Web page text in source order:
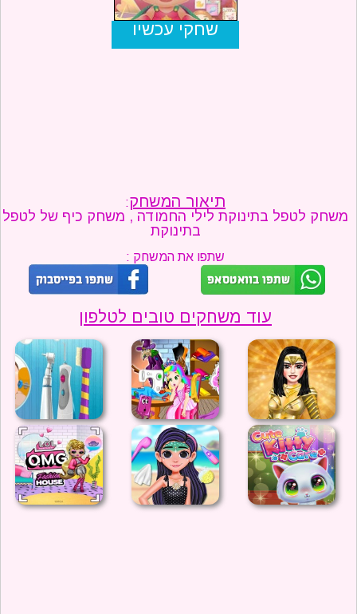
משחקי בנות אשליות
שחקי עכשיו
תיאור המשחק:
משחק לטפל בתינוקת לילי החמודה , משחק כיף של לטפל
בתינוקת
שתפו את המשחק :
עוד משחקים טובים לטלפון